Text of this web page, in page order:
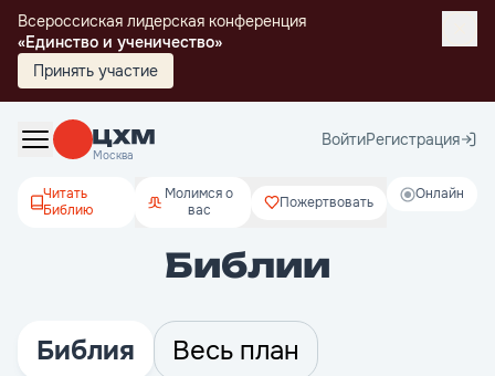
Всероссиская лидерская конференция
«Единство и ученичество»
Принять участие
Москва
ВойтиРегистрация
Онлайн
Читать
Библию
Молимся о
вас
Пожертвовать
Библии
Библия
Весь план